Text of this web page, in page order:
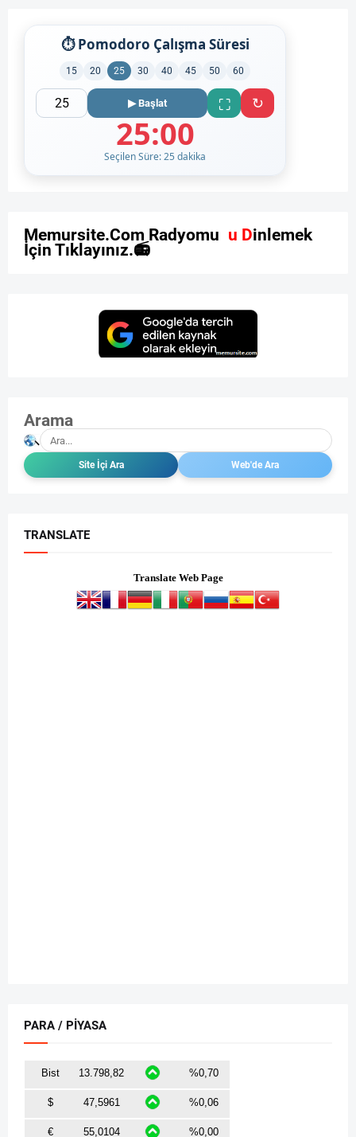
⏱ Pomodoro Çalışma Süresi
15 20 25 30 40 45 50 60
▶ Başlat ⛶ ↻
25:00
Seçilen Süre: 25 dakika
Memursite.Com Radyomu u Din emek
İçin Tı kl ayınız.
Arama
TRANSLATE
Translate Web Page
PARA / PİYASA